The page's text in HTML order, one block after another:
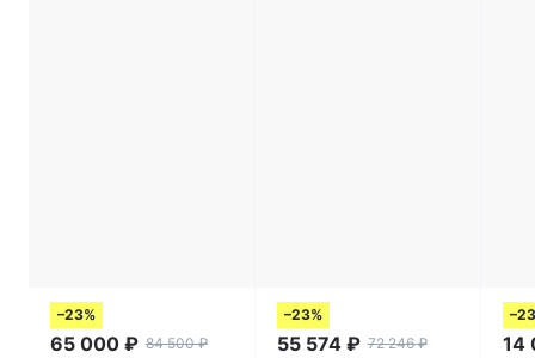
–23%
65 000 ₽ 84 500 ₽
–23%
55 574 ₽ 72 246 ₽
14